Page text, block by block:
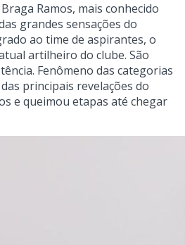
Ramos, mais conhecido
grandes sensações do
ao time de aspirantes, o
artilheiro do clube. São
Fenômeno das categorias
principais revelações do
e queimou etapas até chegar